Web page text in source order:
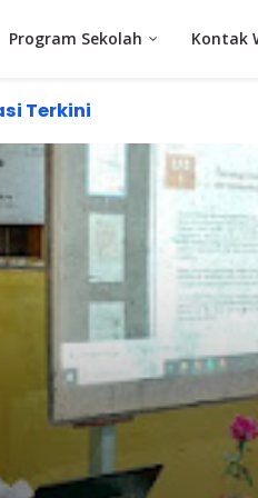
Program Sekolah Kontak
Terkini